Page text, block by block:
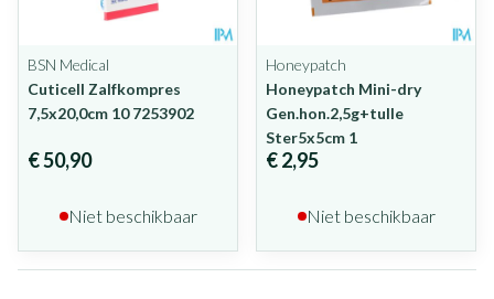
BSN Medical
Cuticell Zalfkompres
7,5x20,0cm 10 7253902
€ 50,90
Niet beschikbaar
Honeypatch
Honeypatch Mini-dry
Gen.hon.2,5g+tulle
Ster5x5cm 1
€ 2,95
Niet beschikbaar